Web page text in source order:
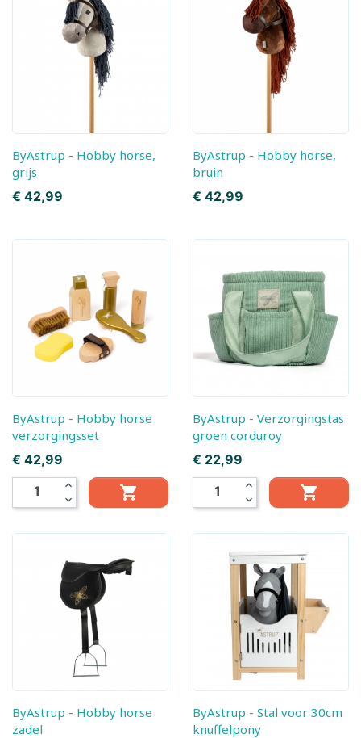
ByAstrup - Hobby horse,
grijs
Prijs
€ 42,99
ByAstrup - Hobby horse,
bruin
Prijs
€ 42,99
ByAstrup - Hobby horse
verzorgingsset
Prijs
€ 42,99
expand_less
expand_more

ByAstrup - Verzorgingstas
groen corduroy
Prijs
€ 22,99
expand_less
expand_more

ByAstrup - Hobby horse
zadel
ByAstrup - Stal voor 30cm
knuffelpony